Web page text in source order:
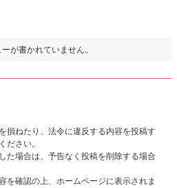
が書かれていません。
損ねたり、法令に違反する内容を投稿す
ださい。
た場合は、予告なく投稿を削除する場合
を確認の上、ホームページに表示されま